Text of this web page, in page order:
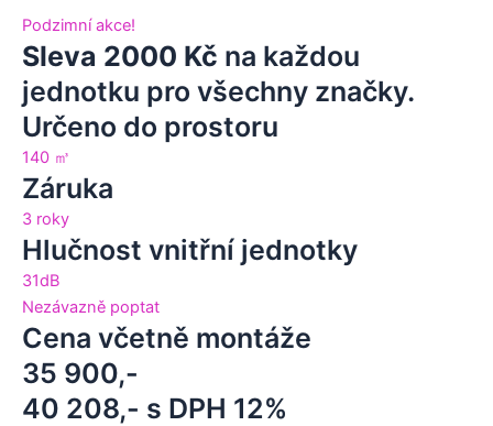
Podzimní akce!
Sleva 2000 Kč na každou
jednotku pro všechny značky.
Určeno do prostoru
140 ㎥
Záruka
3 roky
Hlučnost vnitřní jednotky
31dB
Nezávazně poptat
Cena včetně montáže
35 900,-
40 208,- s DPH 12%